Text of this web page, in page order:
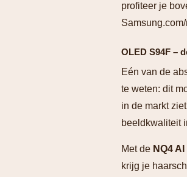
profiteer je
OLED S94F –
Eén van de
te weten: dit
in de markt
beeldkwaliteit
Met de NQ4
krijg je